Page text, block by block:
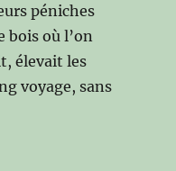
péniches
bois où l’on
élevait les
voyage, sans